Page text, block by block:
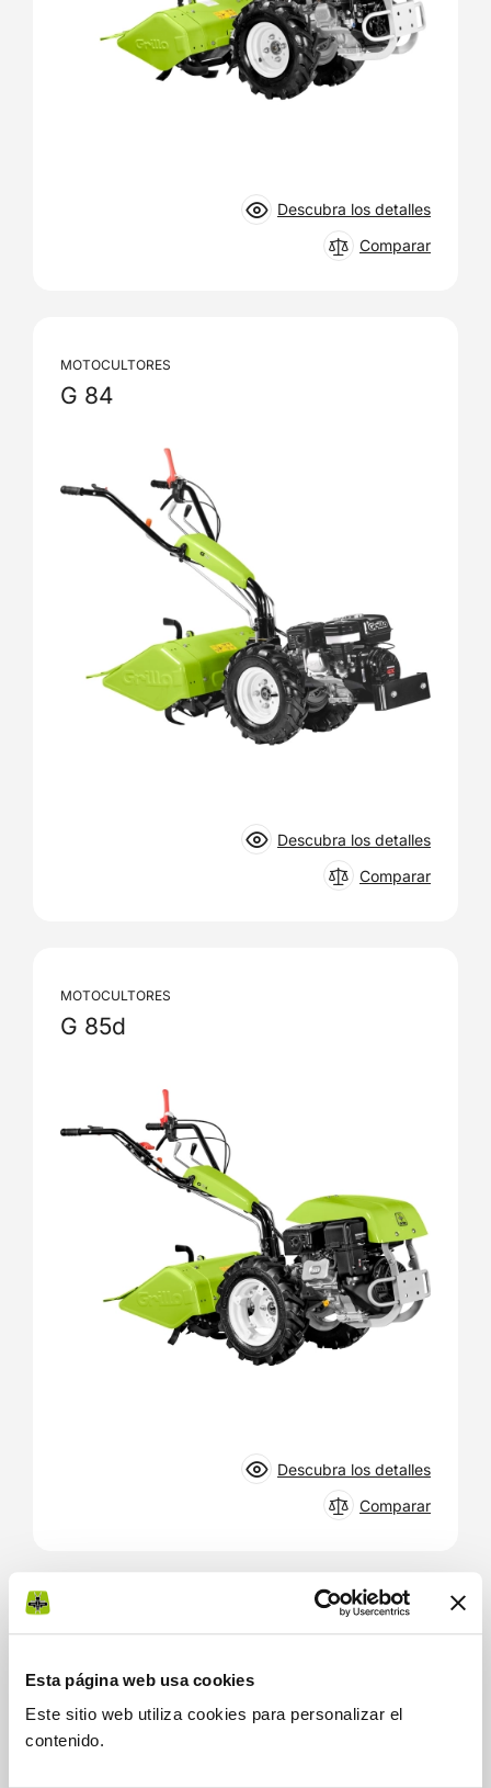
Esta página web usa cookies
Este sitio web utiliza cookies para personalizar el
contenido.
Descubra los detalles
Comparar
MOTOCULTORES
G 84
Descubra los detalles
Comparar
MOTOCULTORES
G 85d
Descubra los detalles
Comparar